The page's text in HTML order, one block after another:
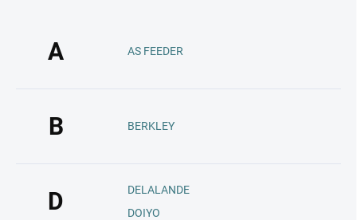
A AS FEEDER
B BERKLEY
D
DELALANDE
DOIYO